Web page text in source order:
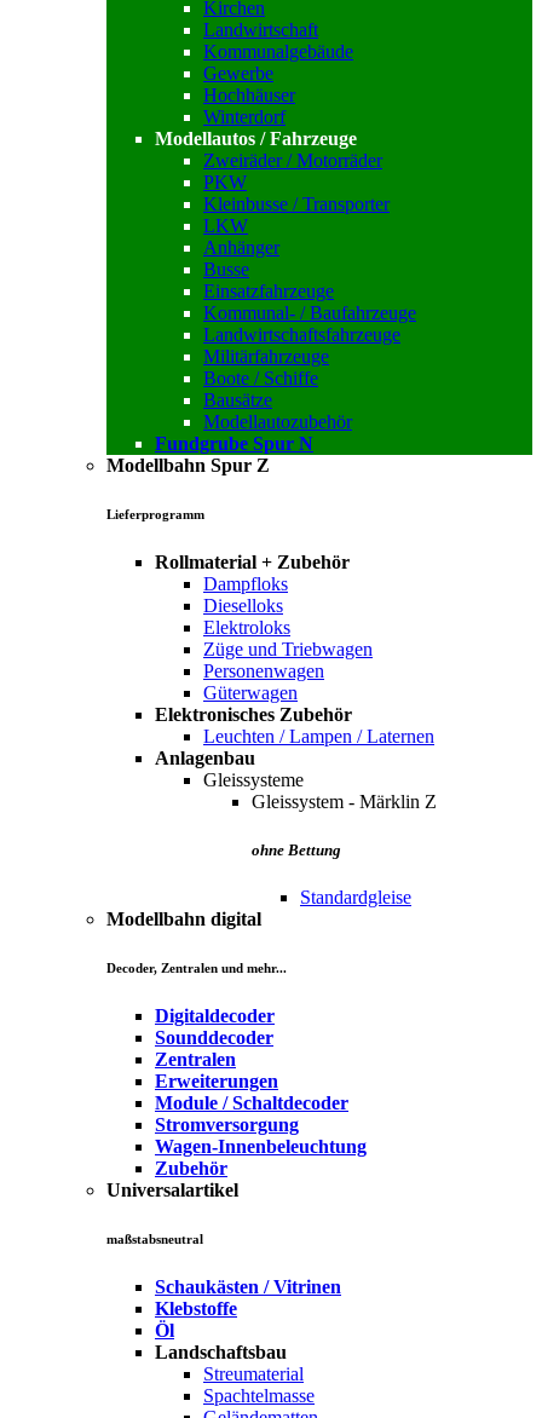
Kirchen
Landwirtschaft
Kommunalgebäude
Gewerbe
Hochhäuser
Winterdorf
Modellautos / Fahrzeuge
Zweiräder / Motorräder
PKW
Kleinbusse / Transporter
LKW
Anhänger
Busse
Einsatzfahrzeuge
Kommunal- / Baufahrzeuge
Landwirtschaftsfahrzeuge
Militärfahrzeuge
Boote / Schiffe
Bausätze
Modellautozubehör
Fundgrube Spur N
Modellbahn Spur Z
Lieferprogramm
Rollmaterial + Zubehör
Dampfloks
Dieselloks
Elektroloks
Züge und Triebwagen
Personenwagen
Güterwagen
Elektronisches Zubehör
Leuchten / Lampen / Laternen
Anlagenbau
Gleissysteme
Gleissystem - Märklin Z
ohne Bettung
Standardgleise
Modellbahn digital
Decoder, Zentralen und mehr...
Digitaldecoder
Sounddecoder
Zentralen
Erweiterungen
Module / Schaltdecoder
Stromversorgung
Wagen-Innenbeleuchtung
Zubehör
Universalartikel
maßstabsneutral
Schaukästen / Vitrinen
Klebstoffe
Öl
Landschaftsbau
Streumaterial
Spachtelmasse